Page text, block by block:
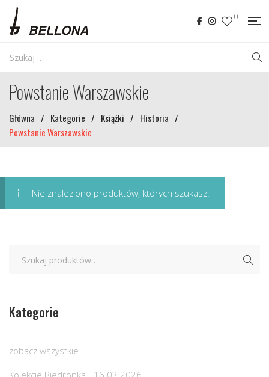
0
Powstanie Warszawskie
Główna / Kategorie / Książki / Historia /
Powstanie Warszawskie
Nie znaleziono produktów, których szukasz.
Kategorie
zobacz wszystkie
Kolekcje Biedronka - 16.03.2026